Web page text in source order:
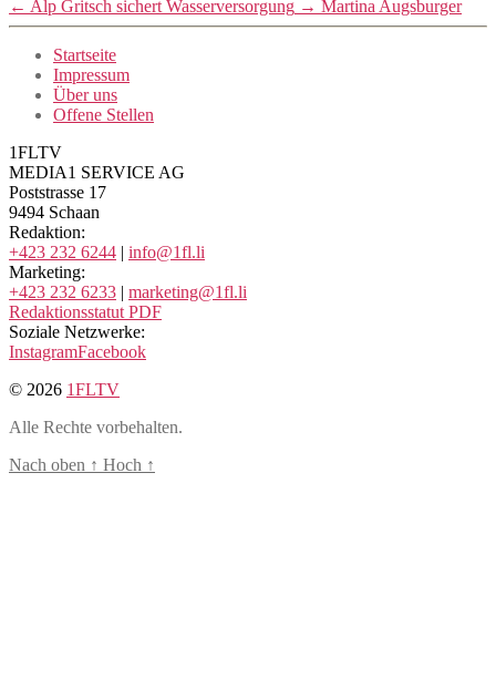
← Alp Gritsch sichert Wasserversorgung → Martina Augsburger
Startseite
Impressum
Über uns
Offene Stellen
1FLTV
MEDIA1 SERVICE AG
Poststrasse 17
9494 Schaan
Redaktion:
+423 232 6244 | info@1fl.li
Marketing:
+423 232 6233 | marketing@1fl.li
Redaktionsstatut PDF
Soziale Netzwerke:
InstagramFacebook
© 2026 1FLTV
Alle Rechte vorbehalten.
Nach oben ↑ Hoch ↑